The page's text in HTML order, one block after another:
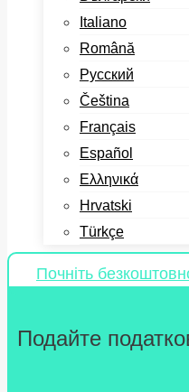
Italiano
Română
Русский
Čeština
Français
Español
Ελληνικά
Hrvatski
Türkçe
Почніть
Подайте